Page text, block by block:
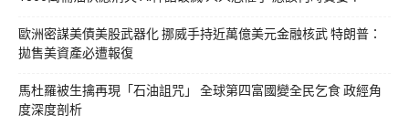
歐洲密謀美債美股武器化 挪威手持近萬億美元金融核武 特朗普：
拋售美資產必遭報復
馬杜羅被生擒再現「石油詛咒」 全球第四富國變全民乞食 政經角
度深度剖析